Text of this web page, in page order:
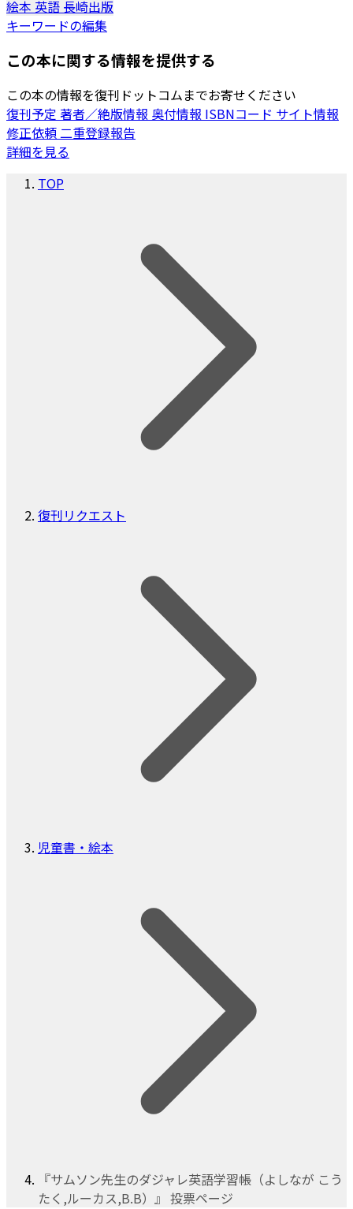
絵本 英語 長崎出版
キーワードの編集
この本に関する情報を提供する
この本の情報を復刊ドットコムまでお寄せください
復刊予定 著者／絶版情報 奥付情報 ISBNコード サイト情報
修正依頼二重登録報告
詳細を見る
TOP
復刊リクエスト
児童書・絵本
『サムソン先生のダジャレ英語学習帳（よしなが こう
たく,ルーカス,B.B）』 投票ページ